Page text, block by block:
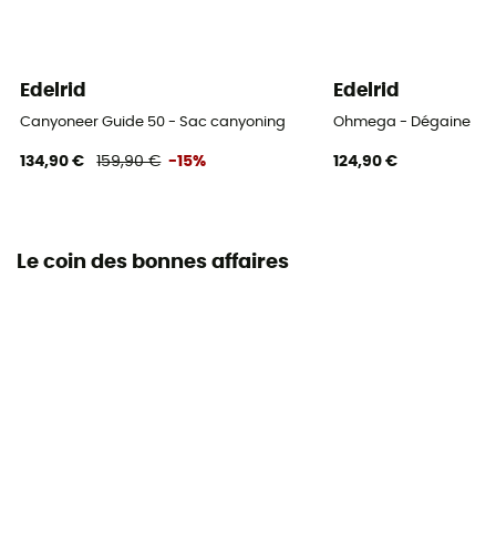
Edelrid
Canyoneer Guide 50 - Sac canyoning
134,90 € 159,90 € -15%
Edelrid
Ohmega - Dégaine
124,90 €
Le coin des bonnes affaires